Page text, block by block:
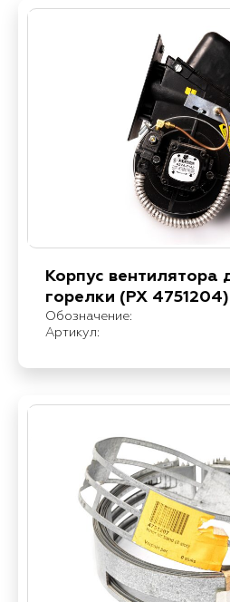
Корпус вентилятора
горелки (PX 4751204)
Обозначение:
Артикул: